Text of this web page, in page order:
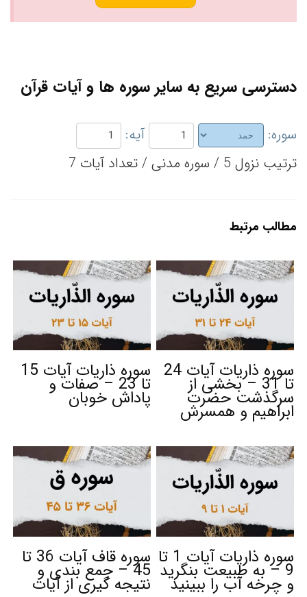
دسترسی سریع به سایر سوره ها و آیات قرآن
سوره:
آیه:
ترتیب نزول 5 / سوره مدنی / تعداد آیات 7
مطالب مرتبط
سوره ذاریات آیات 24
تا 31 – بخشی از
سرگذشت حضرت
ابراهیم و همسرش
سوره ذاریات آیات 15
تا 23 – صفات و
پاداش خوبان
سوره ذاریات آیات 1 تا
9 – به طبیعت بنگرید
و چرخه آب را ببینید
سوره قاف آیات 36 تا
45 – جمع بندی و
نتیجه گیری از آیات